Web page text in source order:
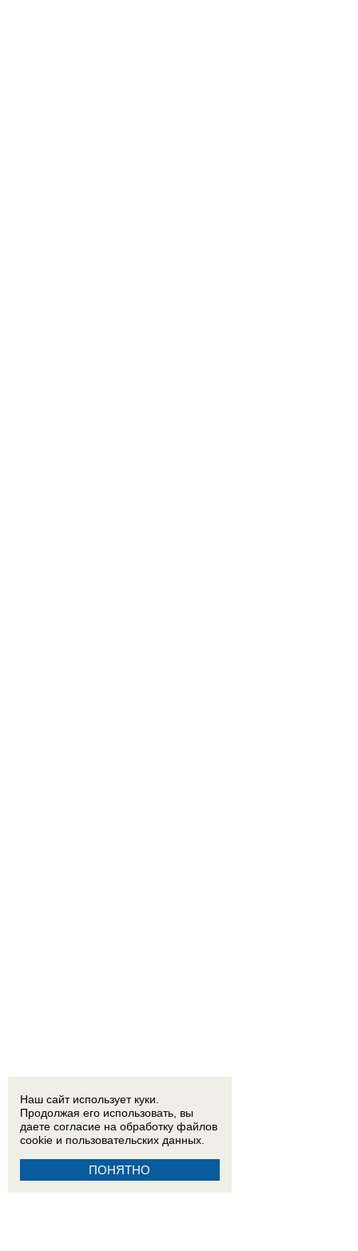
Наш сайт использует куки.
Продолжая его использовать, вы
даете согласие на обработку файлов
cookie и пользовательских данных.
ПОНЯТНО